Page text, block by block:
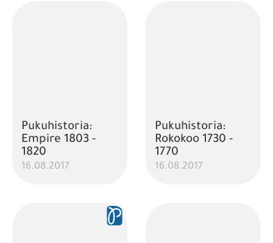
Pukuhistoria:
Empire 1803 -
1820
16.08.2017
Pukuhistoria:
Rokokoo 1730 -
1770
16.08.2017